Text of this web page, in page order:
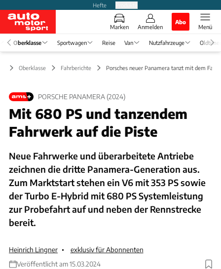
Hefte
Marken Anmelden
Abo
Menü
Oberklasse Sportwagen Reise Van Nutzfahrzeuge Oldtimer
Oberklasse Fahrberichte Porsches neuer Panamera tanzt mit dem
PORSCHE PANAMERA (2024)
Mit 680 PS und tanzendem
Fahrwerk auf die Piste
Neue Fahrwerke und überarbeitete Antriebe
zeichnen die dritte Panamera-Generation aus.
Zum Marktstart stehen ein V6 mit 353 PS sowie
der Turbo E-Hybrid mit 680 PS Systemleistung
zur Probefahrt auf und neben der Rennstrecke
bereit.
Heinrich Lingner
exklusiv für Abonnenten
Veröffentlicht am 15.03.2024